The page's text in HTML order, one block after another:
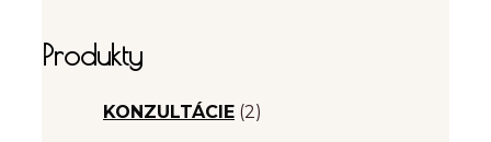
Produkty
KONZULTÁCIE (2)